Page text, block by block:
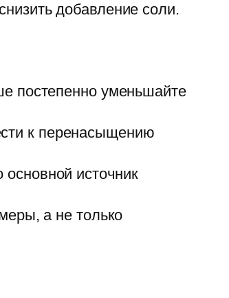
добавление соли.
постепенно уменьшайте
к перенасыщению
источник
а не только